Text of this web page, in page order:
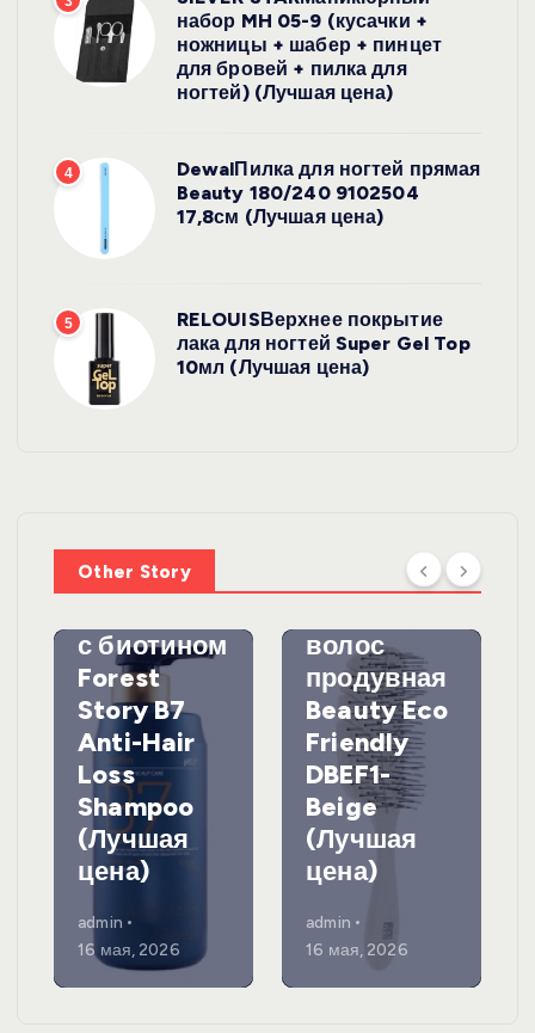
набор MH 05-9 (кусачки +
ножницы + шабер + пинцет
для бровей + пилка для
ногтей) (Лучшая цена)
4
DewalПилка для ногтей прямая
Beauty 180/240 9102504
17,8см (Лучшая цена)
5
RELOUISВерхнее покрытие
лака для ногтей Super Gel Top
10мл (Лучшая цена)
Other Story
волос
против
с биотином
Forest
Story B7
Anti-Hair
Loss
Shampoo
(Лучшая
цена)
admin
16 мая, 2026
DewalЩетк
волос
продувная
Beauty Eco
Friendly
DBEF1-
Beige
(Лучшая
цена)
admin
16 мая, 2026